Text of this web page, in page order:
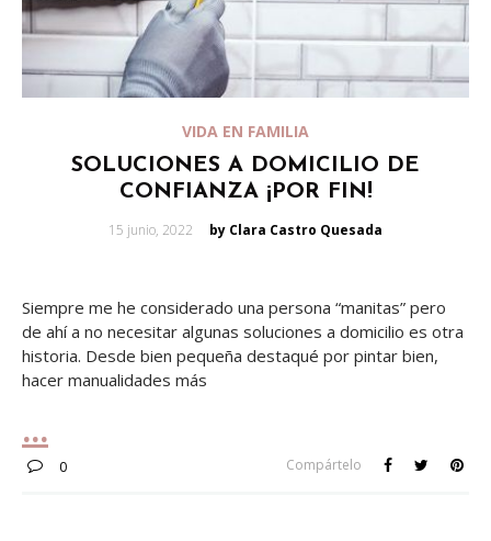
VIDA EN FAMILIA
SOLUCIONES A DOMICILIO DE
CONFIANZA ¡POR FIN!
Posted
15 junio, 2022 by Clara Castro Quesada
Siempre me he considerado una persona “manitas” pero
de ahí a no necesitar algunas soluciones a domicilio es otra
historia. Desde bien pequeña destaqué por pintar bien,
hacer manualidades más
0 Compártelo